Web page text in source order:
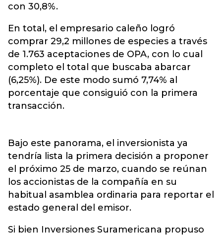
con 30,8%.
En total, el empresario caleño logró
comprar 29,2 millones de especies a través
de 1.763 aceptaciones de OPA, con lo cual
completo el total que buscaba abarcar
(6,25%). De este modo sumó 7,74% al
porcentaje que consiguió con la primera
transacción.
Bajo este panorama, el inversionista ya
tendría lista la primera decisión a proponer
el próximo 25 de marzo, cuando se reúnan
los accionistas de la compañía en su
habitual asamblea ordinaria para reportar el
estado general del emisor.
Si bien Inversiones Suramericana propuso